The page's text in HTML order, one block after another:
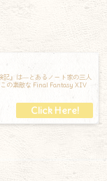
記』は―とあるノート家の三人
の素敵な Final Fantasy XIV